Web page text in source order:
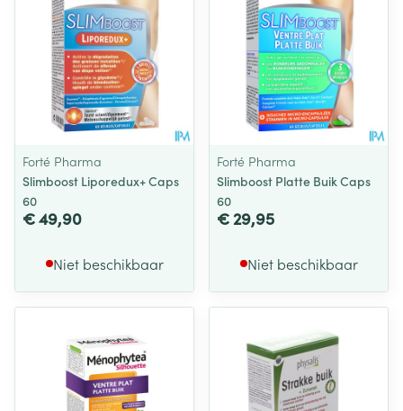
Forté Pharma
Slimboost Liporedux+ Caps
60
€ 49,90
Niet beschikbaar
Forté Pharma
Slimboost Platte Buik Caps
60
€ 29,95
Niet beschikbaar